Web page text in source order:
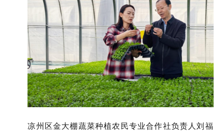
凉州区金大棚蔬菜种植农民专业合作社负责人刘福